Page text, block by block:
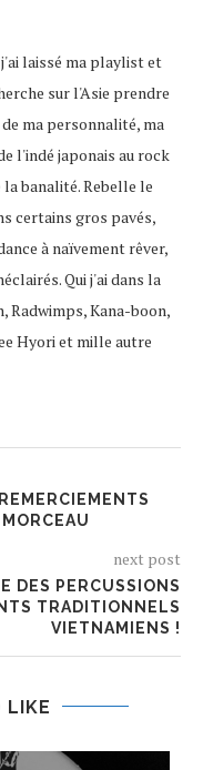
laissé ma playlist et
sur l'Asie prendre
ma personnalité, ma
l'indé japonais au rock
banalité. Rebelle le
certains gros pavés,
à naïvement rêver,
Qui j'ai dans la
Radwimps, Kana-boon,
Hyori et mille autre
next post
DES PERCUSSIONS
TRADITIONNELS
VIETNAMIENS !
LIKE